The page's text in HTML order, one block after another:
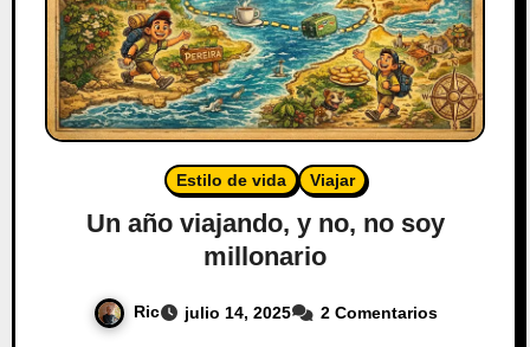
Estilo de vida Viajar
Un año viajando, y no, no soy
millonario
Ric julio 14, 2025 2 Comentarios